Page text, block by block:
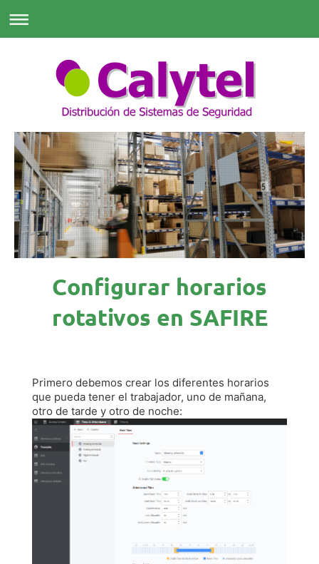
Configurar horarios
rotativos en SAFIRE
Primero debemos crear los diferentes horarios
que pueda tener el trabajador, uno de mañana,
otro de tarde y otro de noche: